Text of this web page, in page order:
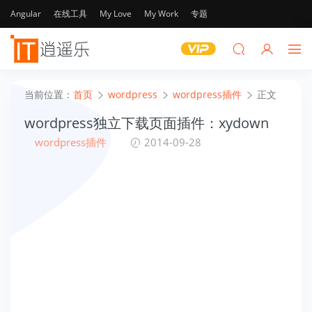
Angular 在线工具 My Love My Work 专题
当前位置： 首页 wordpress wordpress插件 正文
wordpress独立下载页面插件：xydown
wordpress插件 2014-09-28